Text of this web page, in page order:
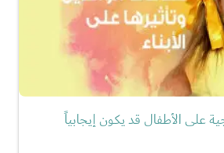
على الأطفال قد يكون إيجابياً